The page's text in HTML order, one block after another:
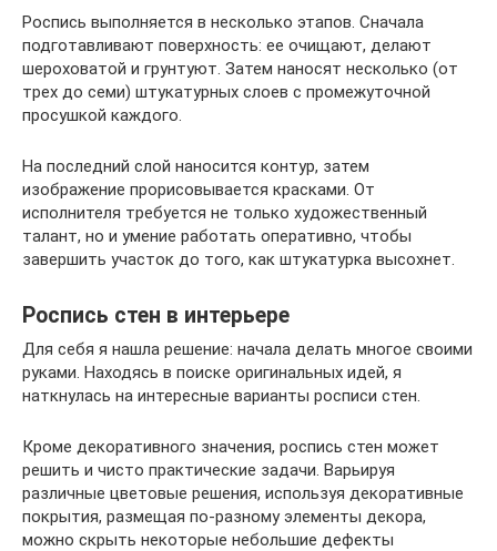
Роспись выполняется в несколько этапов. Сначала
подготавливают поверхность: ее очищают, делают
шероховатой и грунтуют. Затем наносят несколько (от
трех до семи) штукатурных слоев с промежуточной
просушкой каждого.
На последний слой наносится контур, затем
изображение прорисовывается красками. От
исполнителя требуется не только художественный
талант, но и умение работать оперативно, чтобы
завершить участок до того, как штукатурка высохнет.
Роспись стен в интерьере
Для себя я нашла решение: начала делать многое своими
руками. Находясь в поиске оригинальных идей, я
наткнулась на интересные варианты росписи стен.
Кроме декоративного значения, роспись стен может
решить и чисто практические задачи. Варьируя
различные цветовые решения, используя декоративные
покрытия, размещая по-разному элементы декора,
можно скрыть некоторые небольшие дефекты